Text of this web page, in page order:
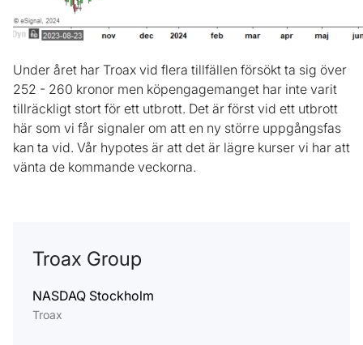
Under året har Troax vid flera tillfällen försökt ta sig över
252 - 260 kronor men köpengagemanget har inte varit
tillräckligt stort för ett utbrott. Det är först vid ett utbrott
här som vi får signaler om att en ny större uppgångsfas
kan ta vid. Vår hypotes är att det är lägre kurser vi har att
vänta de kommande veckorna.
Troax Group
NASDAQ Stockholm
Troax